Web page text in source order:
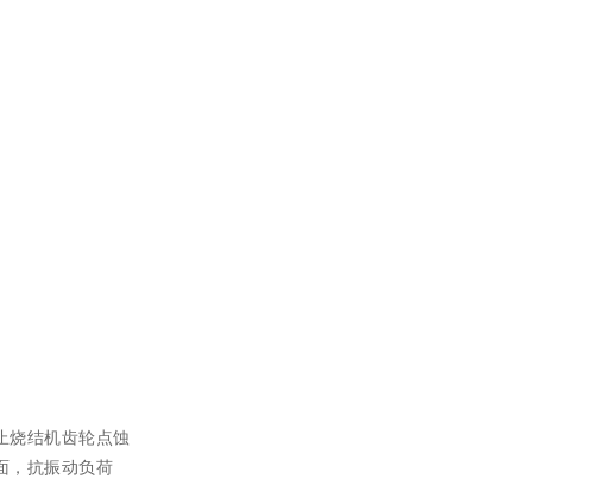
烧结机齿轮点蚀
，抗振动负荷